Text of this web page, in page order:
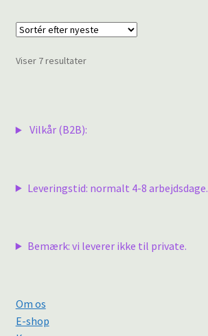
Viser 7 resultaterSorteret
Vilkår (B2B):
Leveringstid: normalt 4-8 arbejdsdage.
Bemærk: vi leverer ikke til private.
Om os
E-shop